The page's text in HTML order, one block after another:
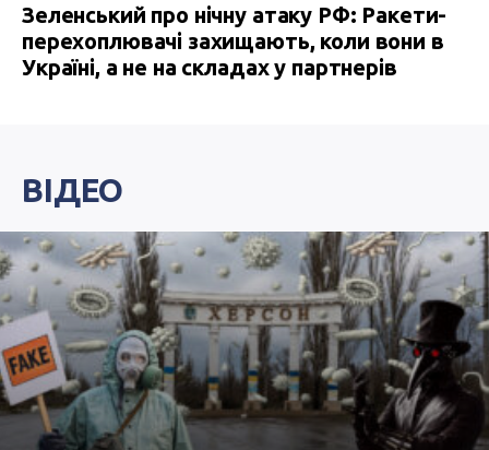
Зеленський про нічну атаку РФ: Ракети-
перехоплювачі захищають, коли вони в
Україні, а не на складах у партнерів
ВІДЕО